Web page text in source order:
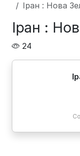
Іран : Нова
Іран :
24